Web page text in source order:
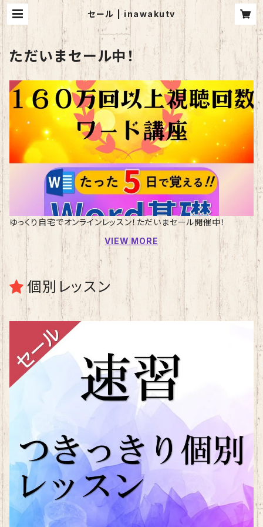
セール | inawakutv
ただいまセール中！
ゆっくり自宅でオンラインレッスン！ただいまセール開催中！
VIEW MORE
個別レッスン